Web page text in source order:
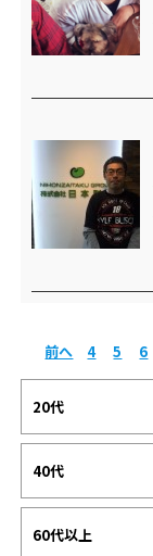
前へ 4 5 6
20代
40代
60代以上